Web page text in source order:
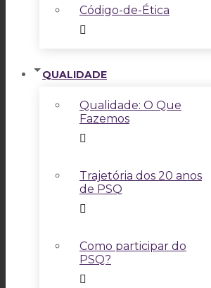
Código-de-Ética
QUALIDADE
Qualidade: O Que
Fazemos
Trajetória dos 20 anos
de PSQ
Como participar do
PSQ?